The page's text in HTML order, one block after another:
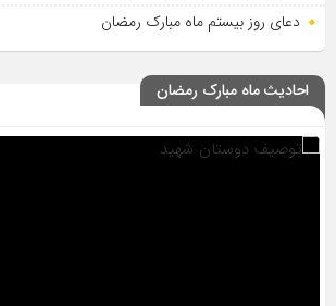
دعای روز بیستم ماه مبارک رمضان
احادیث ماه مبارک رمضان